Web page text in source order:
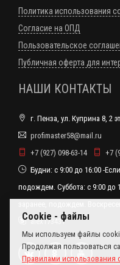
Политика использования
Согласие на ОПД
Пользовательское
Публичная оферта для
НАШИ КОНТАКТЫ
г. Пенза, ул. Куприна 8, 2
profimaster58@mail.ru
+7 (927) 098-63-14
+7
Будни: с 9:00 до 16:00 -
подождем. Суббота: с 9:00 до
alex173431
Cookie - файлы
Мы используем файлы
Продолжая пользоваться
Правилами использования